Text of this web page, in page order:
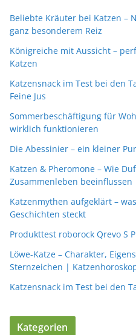
Beliebte Kräuter bei Katzen –
ganz besonderem Reiz
Königreiche mit Aussicht –
Katzen
Katzensnack im Test bei den
Feine Jus
Sommerbeschäftigung für
wirklich funktionieren
Die Abessinier – ein kleiner
Katzen & Pheromone – Wie
Zusammenleben beeinflussen
Katzenmythen aufgeklärt –
Geschichten steckt
Produkttest roborock Qrevo S
Löwe-Katze – Charakter,
Sternzeichen |
Katzensnack im Test bei den
Kategorien